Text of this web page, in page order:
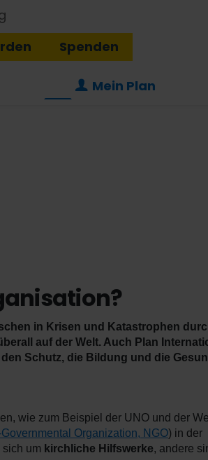
Mein Plan
Spenden
in Krisen und Katastrophen
auf der Welt. Auch Plan
Schutz, die Bildung und die
wie zum Beispiel der UNO und der
Organization, NGO) in der
um kirchliche Hilfswerke, andere